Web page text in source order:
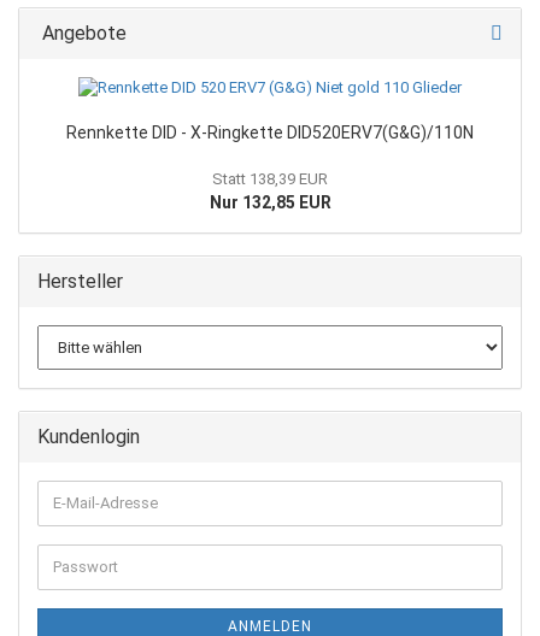
Angebote
Rennkette DID - X-Ringkette DID520ERV7(G&G)/110N
Statt 138,39 EUR
Nur 132,85 EUR
Hersteller
Kundenlogin
E-
Mail-
Adresse
Passwort
ANMELDEN